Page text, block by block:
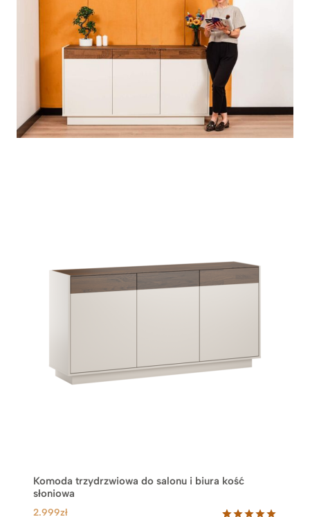
Komoda trzydrzwiowa do salonu i biura kość
słoniowa
2.999zł